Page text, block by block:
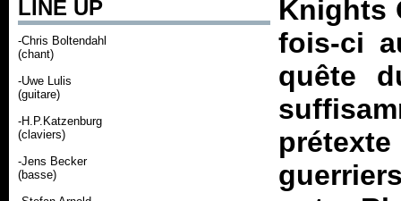
LINE UP
-Chris Boltendahl
(chant)
-Uwe Lulis
(guitare)
-H.P.Katzenburg
(claviers)
-Jens Becker
(basse)
Knights
fois-ci
quête